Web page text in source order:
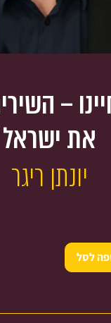
–
את ישראל
יונתן ריגר
לסל